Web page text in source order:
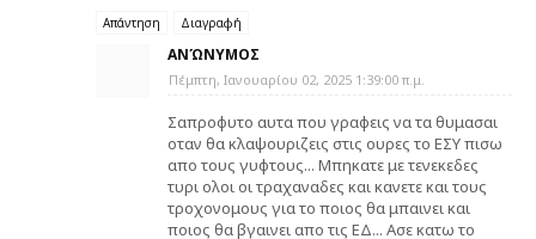
Απάντηση Διαγραφή
ΑΝΏΝΥΜΟΣ
Πέμπτη, Ιανουαρίου 02, 2025 1:39:00 π.μ.
Σαπροφυτο αυτα που γραφεις να τα θυμασαι
οταν θα κλαψουριζεις στις ουρες το ΕΣΥ πισω
απο τους γυφτους... Μπηκατε με τενεκεδες
τυρι ολοι οι τραχαναδες και κανετε και τους
τροχονομους για το ποιος θα μπαινει και
ποιος θα βγαινει απο τις ΕΔ... Ασε κατω το